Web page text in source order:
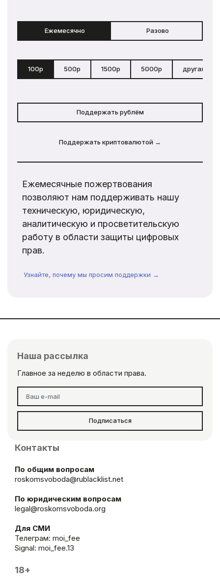
Ежемесячно Разово
100р 500р 1500р 5000р другая
Поддержать рублём
Поддержать криптовалютой →
Ежемесячные пожертвования
позволяют нам поддерживать нашу
техническую, юридическую,
аналитическую и просветительскую
работу в области защиты цифровых
прав.
Узнайте, почему мы просим поддержки →
Наша рассылка
Главное за неделю в области права.
Подписаться
Контакты
По общим вопросам
roskomsvoboda@rublacklist.net
По юридическим вопросам
legal@roskomsvoboda.org
Для СМИ
Телеграм: moi_fee
Signal: moi_fee.13
18+